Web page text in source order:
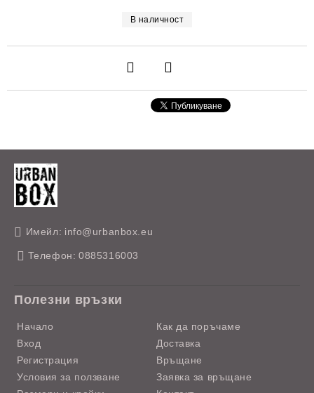
В наличност
Имейл: info@urbanbox.eu
Телефон: 0885316003
Полезни връзки
Начало
Вход
Регистрация
Условия за ползване
Как да поръчаме
Доставка
Връщане
Заявка за връщане